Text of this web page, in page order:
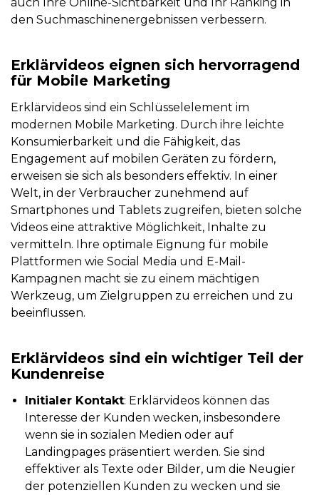
den Suchmaschinenergebnissen verbessern.
Erklärvideos eignen sich hervorragend
für Mobile Marketing
Erklärvideos sind ein Schlüsselelement im
modernen Mobile Marketing. Durch ihre leichte
Konsumierbarkeit und die Fähigkeit, das
Engagement auf mobilen Geräten zu fördern,
erweisen sie sich als besonders effektiv. In einer
Welt, in der Verbraucher zunehmend auf
Smartphones und Tablets zugreifen, bieten solche
Videos eine attraktive Möglichkeit, Inhalte zu
vermitteln. Ihre optimale Eignung für mobile
Plattformen wie Social Media und E-Mail-
Kampagnen macht sie zu einem mächtigen
Werkzeug, um Zielgruppen zu erreichen und zu
beeinflussen.
Erklärvideos sind ein wichtiger Teil der
Kundenreise
Initialer Kontakt: Erklärvideos können das
Interesse der Kunden wecken, insbesondere
wenn sie in sozialen Medien oder auf
Landingpages präsentiert werden. Sie sind
effektiver als Texte oder Bilder, um die Neugier
der potenziellen Kunden zu wecken und sie